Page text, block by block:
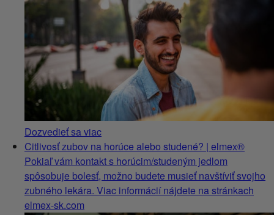
Dozvedieť sa viac
Citlivosť zubov na horúce alebo studené? | elmex®
Pokiaľ vám kontakt s horúcim/studeným jedlom
spôsobuje bolesť, možno budete musieť navštíviť svojho
zubného lekára. Viac informácií nájdete na stránkach
elmex-sk.com